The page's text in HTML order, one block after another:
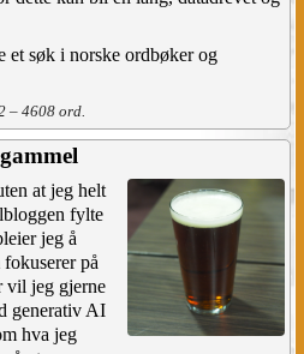
søk i norske ordbøker og
– 4608 ord.
at jeg helt
fylte
jeg å
på
vil jeg gjerne
generativ AI
hva jeg